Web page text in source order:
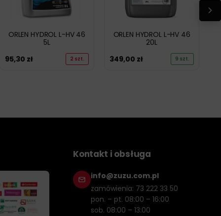
ORLEN HYDROL L-HV 46
5L
95,30 zł 2 szt.
ORLEN HYDROL L-HV 46
20L
349,00 zł 9 szt.
Kontakt i obsługa
info@zuzu.com.pl
zamówienia: 73 222 33 50
pon. – pt. 08:00 – 16:00
sob. 08:00 – 13:00